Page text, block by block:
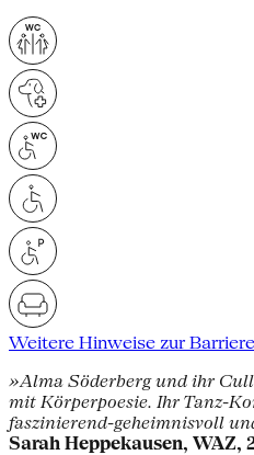
Weitere Hinweise zur
»Alma Söderberg und ihr
mit Körperpoesie. Ihr Tanz-
faszinierend-geheimnisvoll
Sarah Heppekausen, WAZ,